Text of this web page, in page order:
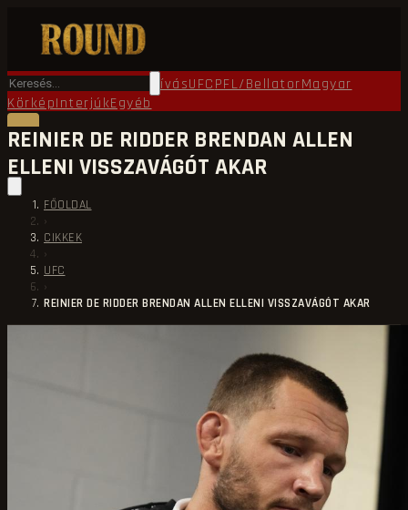
FőoldalRound TV ÖkölvívásUFCPFL/BellatorMagyar
KörképInterjúkEgyéb
REINIER DE RIDDER BRENDAN ALLEN
ELLENI VISSZAVÁGÓT AKAR
FŐOLDAL
›
CIKKEK
›
UFC
›
REINIER DE RIDDER BRENDAN ALLEN ELLENI VISSZAVÁGÓT AKAR